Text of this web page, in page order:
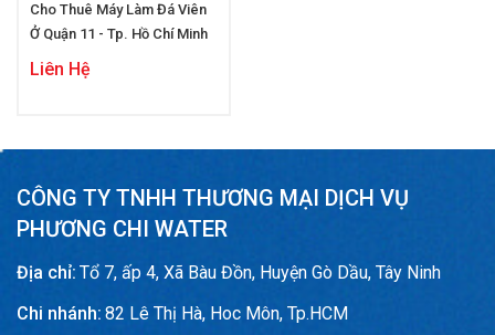
Cho Thuê Máy Làm Đá Viên
Ở Quận 11 - Tp. Hồ Chí Minh
Liên Hệ
CÔNG TY TNHH THƯƠNG MẠI DỊCH VỤ
PHƯƠNG CHI WATER
Địa chỉ: Tổ 7, ấp 4, Xã Bàu Đồn, Huyện Gò Dầu, Tây Ninh
Chi nhánh: 82 Lê Thị Hà, Hoc Môn, Tp.HCM